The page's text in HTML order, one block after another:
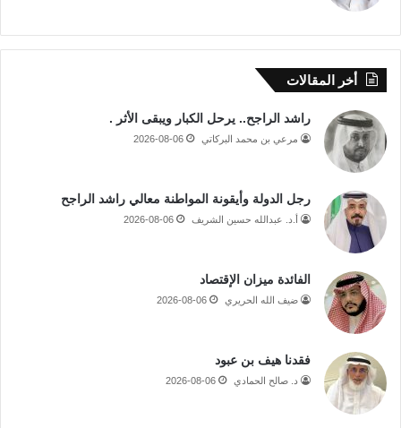
أخر المقالات
راشد الراجح.. يرحل الكبار ويبقى الأثر .
مرعي بن محمد البركاتي 2026-08-06
رجل الدولة وأيقونة المواطنة معالي راشد الراجح
أ.د. عبدالله حسين الشريف 2026-08-06
الفائدة ميزان الإقتصاد
ضيف الله الحريري 2026-08-06
فقدنا هيف بن عبود
د. صالح الحمادي 2026-08-06